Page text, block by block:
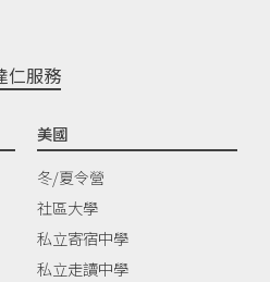
仁服務
美國
冬/夏令營
社區大學
私立寄宿中學
私立走讀中學